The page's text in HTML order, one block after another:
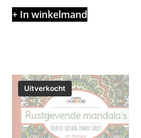
+ In winkelmand